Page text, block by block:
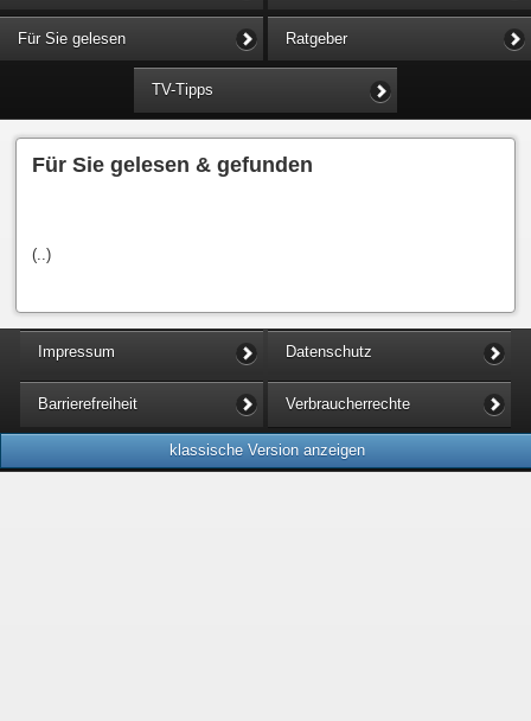
Für Sie gelesen Ratgeber
TV-Tipps
Für Sie gelesen & gefunden
(..)
Impressum Datenschutz
Barrierefreiheit Verbraucherrechte
klassische Version anzeigen